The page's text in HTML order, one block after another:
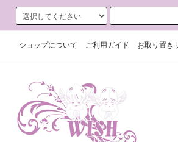
ショップについて ご利用ガイド お取り置き